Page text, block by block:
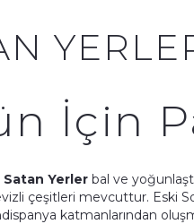
İçin
Satan Yerlerbal ve
çeşitleri mevcuttur. Eski
katmanlarından